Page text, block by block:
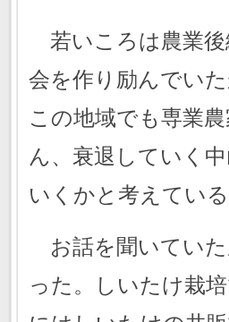
若いころは農業後
会を作り励んでい
この地域でも専業
ん、衰退していく
いくかと考えている
お話を聞いていた
った。しいたけ栽